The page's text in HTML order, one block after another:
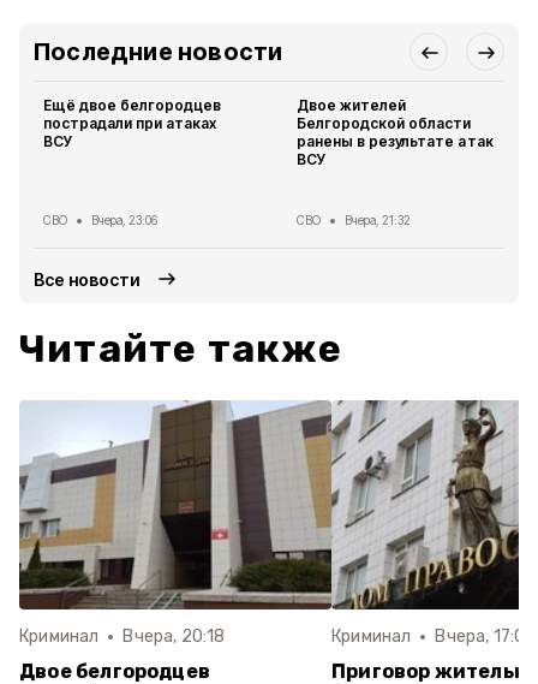
Последние новости
Ещё двое белгородцев
пострадали при атаках
ВСУ
СВО Вчера, 23:06
Двое жителей
Белгородской области
ранены в результате атак
ВСУ
СВО Вчера, 21:32
Все новости
Читайте также
Криминал Вчера, 20:18
Двое белгородцев
Криминал Вчера, 17:07
Приговор